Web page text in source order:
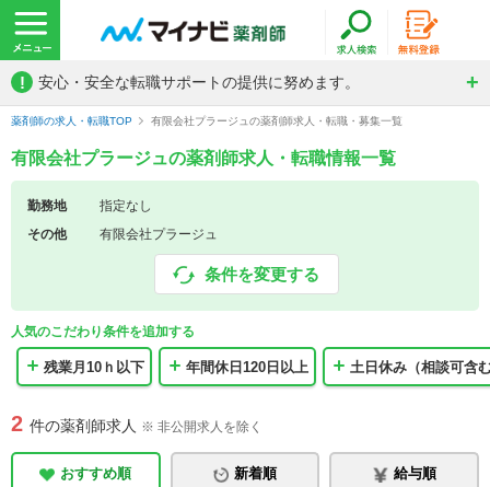
! 安心・安全な転職サポートの提供に努めます。
薬剤師の求人・転職TOP 有限会社プラージュの薬剤師求人・転職・募集一覧
有限会社プラージュの薬剤師求人・転職情報一覧
勤務地
指定なし
その他
有限会社プラージュ
条件を変更する
人気のこだわり条件を追加する
残業月10ｈ以下 年間休日120日以上 土日休み（相談可含
2 件の薬剤師求人 ※ 非公開求人を除く
おすすめ順 新着順 給与順